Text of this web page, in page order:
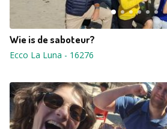
Wie is de saboteur?
Ecco La Luna - 16276